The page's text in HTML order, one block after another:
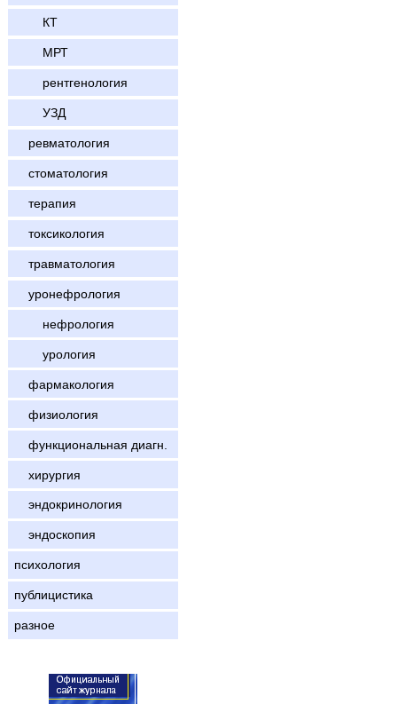
КТ
МРТ
рентгенология
УЗД
ревматология
стоматология
терапия
токсикология
травматология
уронефрология
нефрология
урология
фармакология
физиология
функциональная диагн.
хирургия
эндокринология
эндоскопия
психология
публицистика
разное